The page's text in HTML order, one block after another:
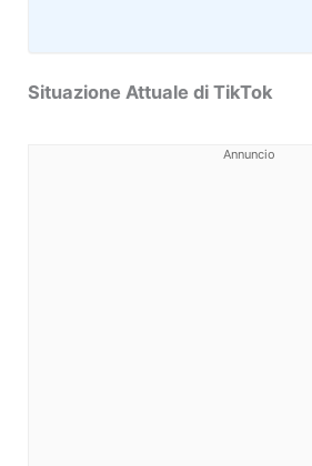
Situazione Attuale di TikTok
Annuncio